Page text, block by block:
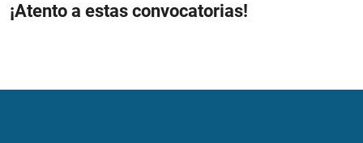
¡Atento a estas convocatorias!